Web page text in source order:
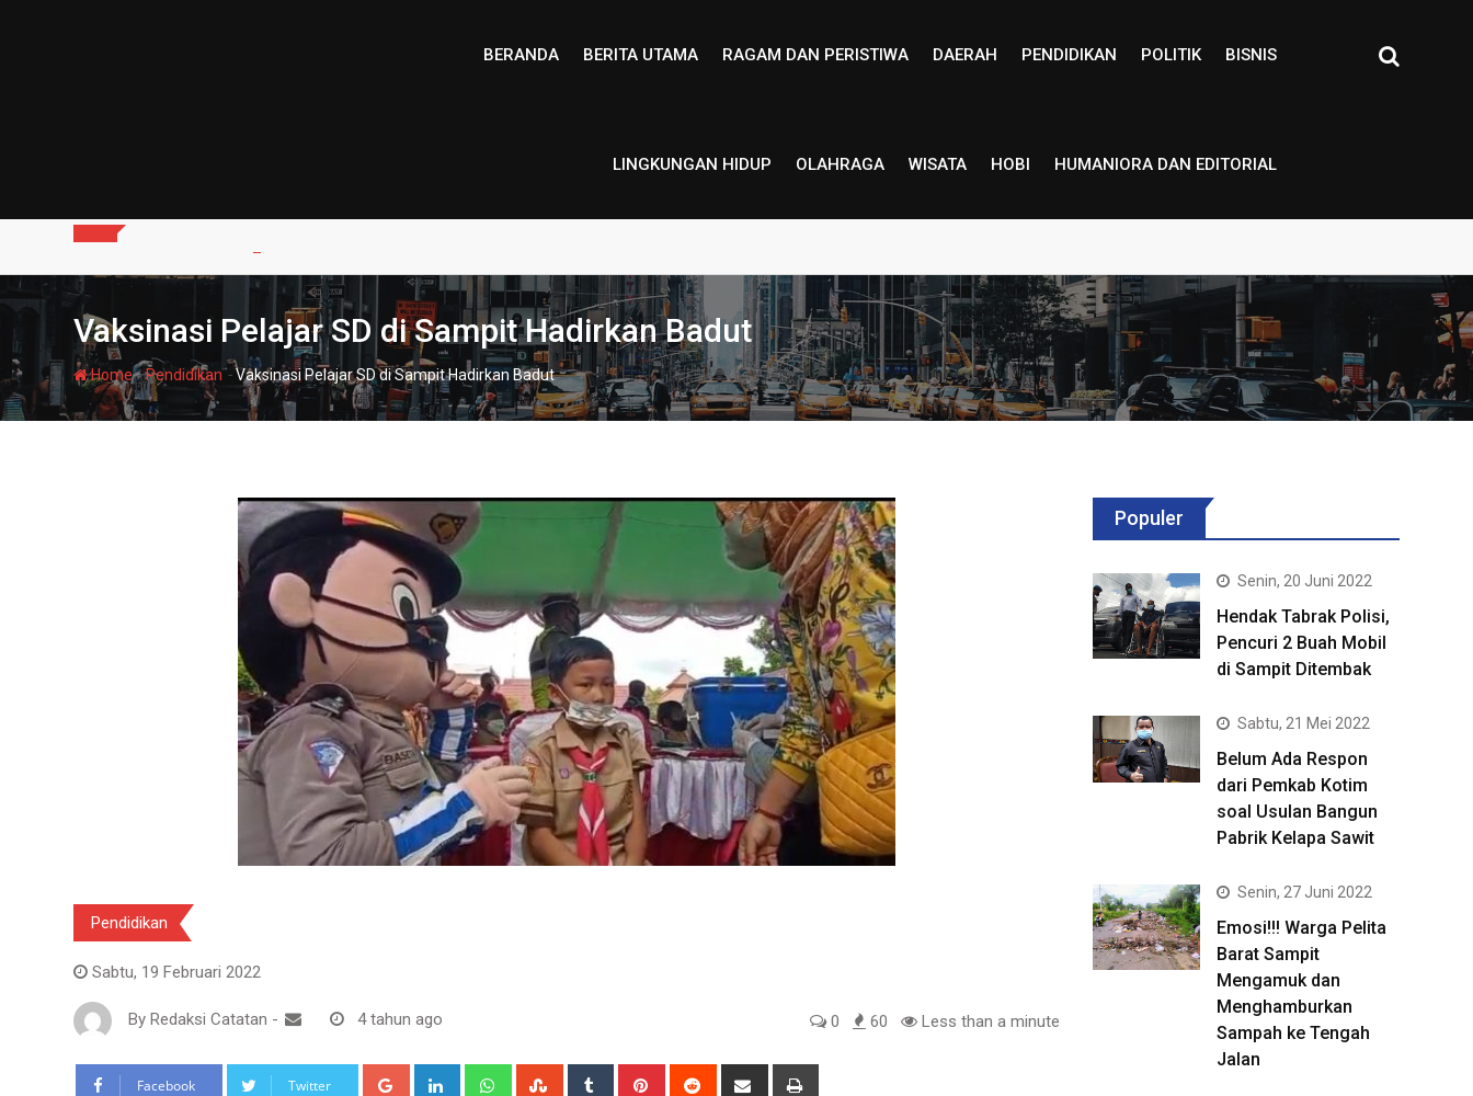
BERANDA BERITA UTAMA RAGAM DAN PERISTIWA DAERAH PENDIDIKAN POLITIK BISNIS
LINGKUNGAN HIDUP OLAHRAGA WISATA HOBI HUMANIORA DAN EDITORIAL
Vaksinasi Pelajar SD di Sampit Hadirkan Badut
Home-Pendidikan-Vaksinasi Pelajar SD di Sampit Hadirkan Badut
Pendidikan
Sabtu, 19 Februari 2022
By Redaksi Catatan - 4 tahun ago 0 60 Less than a minute
Facebook Twitter Google+ LinkedIn WhatsappStumbleUpon
Tumblr Pinterest Reddit
Share
Populer
Senin, 20 Juni 2022
Hendak Tabrak Polisi,
Pencuri 2 Buah Mobil
di Sampit Ditembak
Sabtu, 21 Mei 2022
Belum Ada Respon
dari Pemkab Kotim
soal Usulan Bangun
Pabrik Kelapa Sawit
Senin, 27 Juni 2022
Emosi!!! Warga Pelita
Barat Sampit
Mengamuk dan
Menghamburkan
Sampah ke Tengah
Jalan